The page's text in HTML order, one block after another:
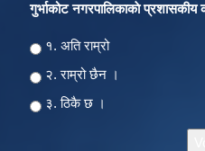
गुर्भाकोट नगरपालिकाकाे प्रशासकीय
Choices
१. अति राम्रो
२‍‍. राम्रो छैन ।
३. ठिकै छ ।